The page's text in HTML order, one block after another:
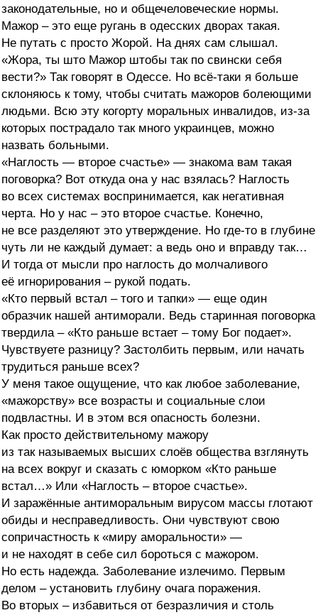
законодательные, но и общечеловеческие нормы.
Мажор – это еще ругань в одесских дворах такая.
Не путать с просто Жорой. На днях сам слышал.
«Жора, ты што Мажор штобы так по свински себя
вести?» Так говорят в Одессе. Но всё-таки я больше
склоняюсь к тому, чтобы считать мажоров болеющими
людьми. Всю эту когорту моральных инвалидов, из-за
которых пострадало так много украинцев, можно
назвать больными.
«Наглость — второе счастье» — знакома вам такая
поговорка? Вот откуда она у нас взялась? Наглость
во всех системах воспринимается, как негативная
черта. Но у нас – это второе счастье. Конечно,
не все разделяют это утверждение. Но где-то в глубине
чуть ли не каждый думает: а ведь оно и вправду так…
И тогда от мысли про наглость до молчаливого
её игнорирования – рукой подать.
«Кто первый встал – того и тапки» — еще один
образчик нашей антиморали. Ведь старинная поговорка
твердила – «Кто раньше встает – тому Бог подает».
Чувствуете разницу? Застолбить первым, или начать
трудиться раньше всех?
У меня такое ощущение, что как любое заболевание,
«мажорству» все возрасты и социальные слои
подвластны. И в этом вся опасность болезни.
Как просто действительному мажору
из так называемых высших слоёв общества взглянуть
на всех вокруг и сказать с юморком «Кто раньше
встал…» Или «Наглость – второе счастье».
И заражённые антиморальным вирусом массы глотают
обиды и несправедливость. Они чувствуют свою
сопричастность к «миру аморальности» —
и не находят в себе сил бороться с мажором.
Но есть надежда. Заболевание излечимо. Первым
делом – установить глубину очага поражения.
Во вторых – избавиться от безразличия и столь